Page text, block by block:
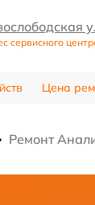
сервисного
Цена
Ремонт